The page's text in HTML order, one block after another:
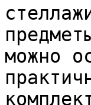
можно